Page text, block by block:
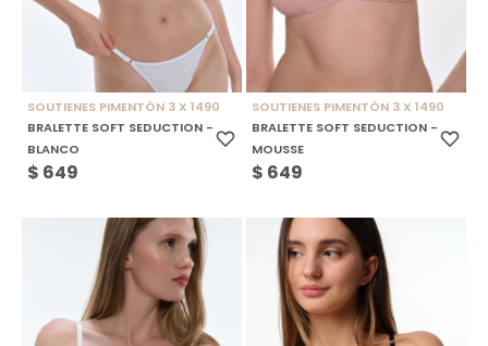
SOUTIENES PIMENTÓN 3 X 1490
BRALETTE SOFT SEDUCTION -
BLANCO
$ 649
SOUTIENES PIMENTÓN 3 X 1490
BRALETTE SOFT SEDUCTION -
MOUSSE
$ 649